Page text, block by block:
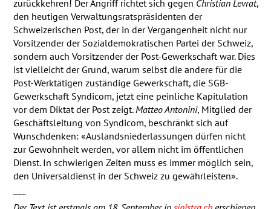
zurückkehren! Der Angriff richtet sich gegen Christian Levrat,
den heutigen Verwaltungsratspräsidenten der
Schweizerischen Post, der in der Vergangenheit nicht nur
Vorsitzender der Sozialdemokratischen Partei der Schweiz,
sondern auch Vorsitzender der Post-Gewerkschaft war. Dies
ist vielleicht der Grund, warum selbst die andere für die
Post-Werktätigen zuständige Gewerkschaft, die SGB-
Gewerkschaft Syndicom, jetzt eine peinliche Kapitulation
vor dem Diktat der Post zeigt.Matteo Antonini, Mitglied der
Geschäftsleitung von Syndicom, beschränkt sich auf
Wunschdenken: «Auslandsniederlassungen dürfen nicht
zur Gewohnheit werden, vor allem nicht im öffentlichen
Dienst. In schwierigen Zeiten muss es immer möglich sein,
den Universaldienst in der Schweiz zu gewährleisten».